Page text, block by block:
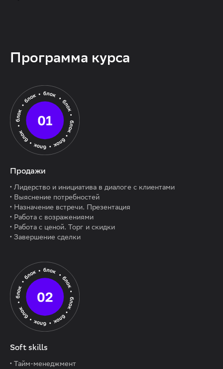
Программа курса
Продажи
· Лидерство и инициатива в диалоге с клиентами
· Выяснение потребностей
· Назначение встречи. Презентация
· Работа с возражениями
· Работа с ценой. Торг и скидки
· Завершение сделки
Soft skills
· Тайм-менеджмент